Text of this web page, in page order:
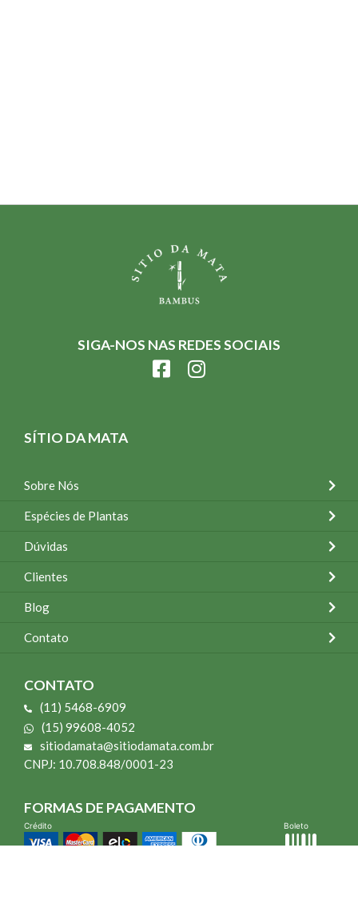
SIGA-NOS NAS REDES SOCIAIS
SÍTIO DA MATA
Sobre Nós
Espécies de Plantas
Dúvidas
Clientes
Blog
Contato
CONTATO
(11) 5468-6909
(15) 99608-4052
sitiodamata@sitiodamata.com.br
CNPJ: 10.708.848/0001-23
FORMAS DE PAGAMENTO
Crédito Boleto